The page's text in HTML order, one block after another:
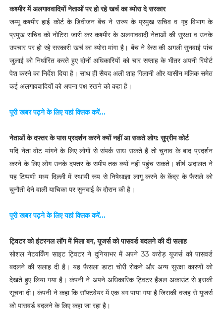
कश्मीर में अलगाववादियों नेताओं पर हो रहे खर्च का ब्योरा दे सरकार
जम्मू कश्मीर हाई कोर्ट के डिवीजन बेंच ने राज्य के प्रमुख सचिव व गृह विभाग के
प्रमुख सचिव को नोटिस जारी कर कश्मीर के अलगाववादी नेताओं की सुरक्षा व उनके
उपचार पर हो रहे सरकारी खर्च का ब्योरा मांगा है। बेंच ने केस की अगली सुनवाई पांच
जुलाई को निर्धारित करते हुए दोनों अधिकारियों को चार सप्ताह के भीतर अपनी रिपोर्ट
पेश करने का निर्देश दिया है। साथ ही सैयद अली शाह गिलानी और यासीन मलिक समेत
कई अलगाववादियों को अपना पक्ष रखने को कहा है।
पूरी खबर पढ़ने के लिए यहां क्लिक करें...
नेताओं के दफ्तर के पास प्रदर्शन करने क्यों नहीं आ सकते लोग: सुप्रीम कोर्ट
यदि नेता वोट मांगने के लिए लोगों से संपर्क साध सकते हैं तो चुनाव के बाद प्रदर्शन
करने के लिए लोग उनके दफ्तर के समीप तक क्यों नहीं पहुंच सकते। शीर्ष अदालत ने
यह टिप्पणी मध्य दिल्ली में स्थायी रूप से निषेधाज्ञा लागू करने के केंद्र के फैसले को
चुनौती देने वाली याचिका पर सुनवाई के दौरान की है।
पूरी खबर पढ़ने के लिए यहां क्लिक करें...
ट्विटर को इंटरनल लॉग में मिला बग, यूजर्स को पासवर्ड बदलने की दी सलाह
सोशल नेटवर्किंग साइट ट्विटर ने दुनियाभर में अपने 33 करोड़ यूजर्स को पासवर्ड
बदलने की सलाह दी है। यह फैसला डाटा चोरी रोकने और अन्य सुरक्षा कारणों को
देखते हुए लिया गया है। कंपनी ने अपने अधिकारिक ट्विटर हैंडल अकाउंट से इसकी
सूचना दी। कंपनी ने कहा कि सॉफ्टवेयर में एक बग पाया गया है जिसकी वजह से यूजर्स
को पासवर्ड बदलने के लिए कहा जा रहा है।